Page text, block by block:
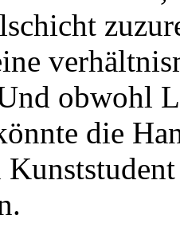
obwohl
die